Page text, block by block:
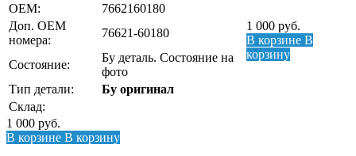
1 000 руб.
В корзине В
корзину
OEM:
7662160180
Доп. ОЕМ
номера:
76621-60180
Состояние:
Бу деталь. Состояние на
фото
Тип детали:
Бу оригинал
Склад:
1 000 руб.
В корзине В корзину